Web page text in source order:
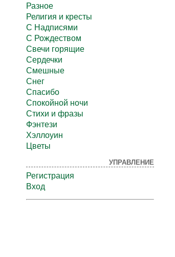
Разное
Религия и кресты
С Надписями
С Рождеством
Свечи горящие
Сердечки
Смешные
Снег
Спасибо
Спокойной ночи
Стихи и фразы
Фэнтези
Хэллоуин
Цветы
УПРАВЛЕНИЕ
Регистрация
Вход